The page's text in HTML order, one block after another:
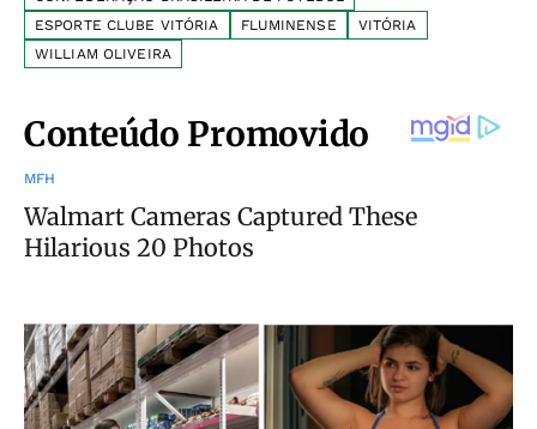
ESPORTE CLUBE VITÓRIA
FLUMINENSE
VITÓRIA
WILLIAM OLIVEIRA